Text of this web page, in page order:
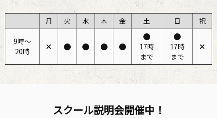
月 火 水 木 金 土 日 祝
9時〜
20時
17時
まで
17時
まで
スクール説明会開催中！